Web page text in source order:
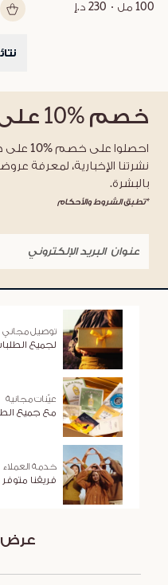
100 مل 230 د.إ
خصم %10
احصلوا
نشرتنا الإخبارية، لمعرفة
بالبشرة.
*تطبق الشروط والأحكام
توصيل مجاني
لجميع الطلبات
عيّنات مجانية
مع جميع
خدمة العملاء
فريقنا
عرض